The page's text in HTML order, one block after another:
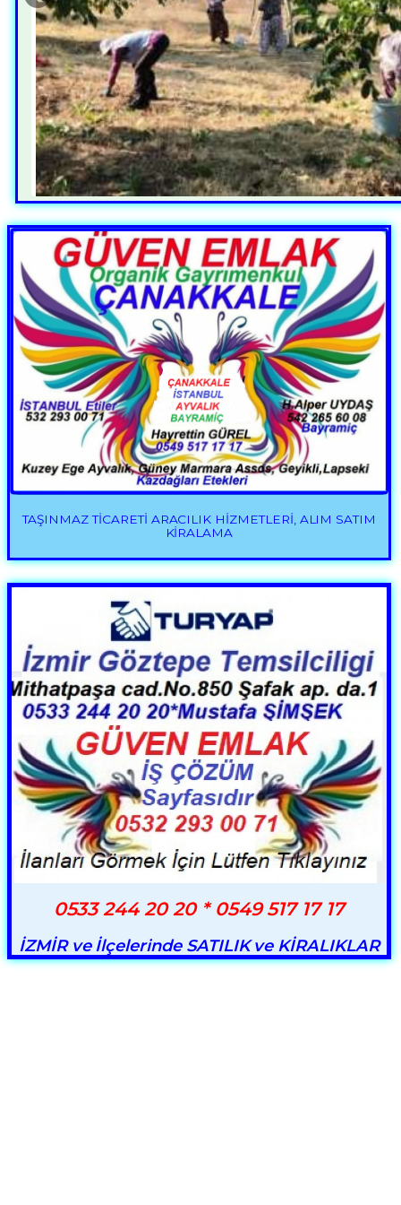
TAŞINMAZ TİCARETİ ARACILIK HİZMETLERİ, ALIM SATIM
KİRALAMA
0533 244 20 20 * 0549 517 17 17
İZMİR ve İlçelerinde SATILIK ve KİRALIKLAR